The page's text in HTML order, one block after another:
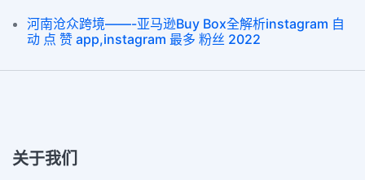
河南沧众跨境——-亚马逊Buy Box全解析instagram 自
动 点 赞 app,instagram 最多 粉丝 2022
关于我们